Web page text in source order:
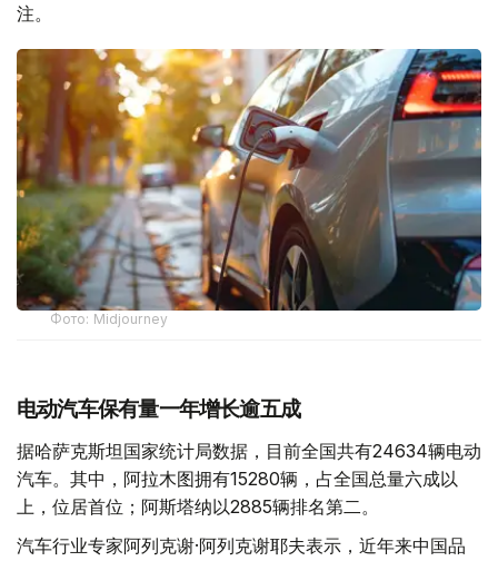
注。
Фото: Midjourney
电动汽车保有量一年增长逾五成
据哈萨克斯坦国家统计局数据，目前全国共有24634辆电动
汽车。其中，阿拉木图拥有15280辆，占全国总量六成以
上，位居首位；阿斯塔纳以2885辆排名第二。
汽车行业专家阿列克谢·阿列克谢耶夫表示，近年来中国品